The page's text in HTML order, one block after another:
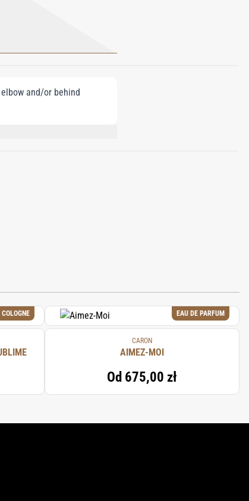
and/or behind
ALPHA-ISOMETHYL IONONE,
COLOGNE EAU DE PARFUM
CARON
AIMEZ-MOI
Od 675,00 zł